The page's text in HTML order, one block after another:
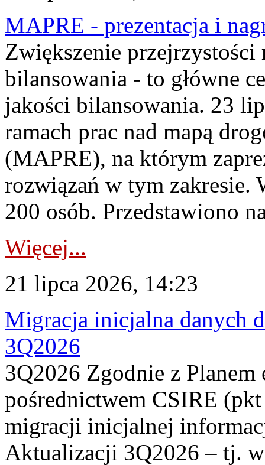
MAPRE - prezentacja i
Zwiększenie
bilansowania - to główne
jakości bilansowania. 23
ramach prac nad mapą
(MAPRE), na którym
rozwiązań w tym zakresie.
200 osób. Przedstawiono
Więcej...
21 lipca 2026, 14:23
Migracja inicjalna danych
3Q2026
3Q2026 Zgodnie z
pośrednictwem CSIRE
migracji inicjalnej
Aktualizacji 3Q2026 – tj.